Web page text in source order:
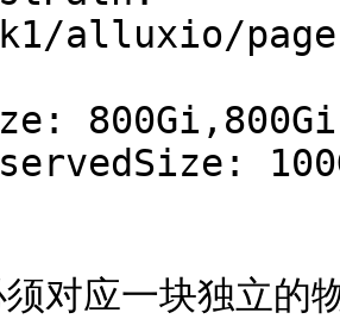
alluxio/
须对应一块独立